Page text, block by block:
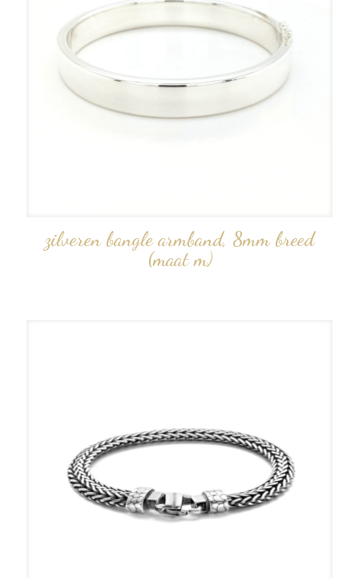
zilveren bangle armband, 8mm breed
(maat m)